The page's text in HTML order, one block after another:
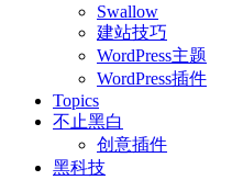
Swallow
建站技巧
WordPress主题
WordPress插件
Topics
不止黑白
创意插件
黑科技